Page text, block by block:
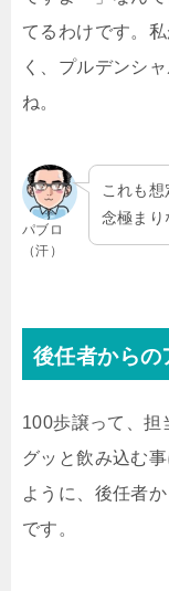
てるわけです。
く、プルデンシ
ね。
パブロ
（汗）
これも
念極まり
後任者からの
100歩譲って、担
グッと飲み込む
ように、後任者
です。